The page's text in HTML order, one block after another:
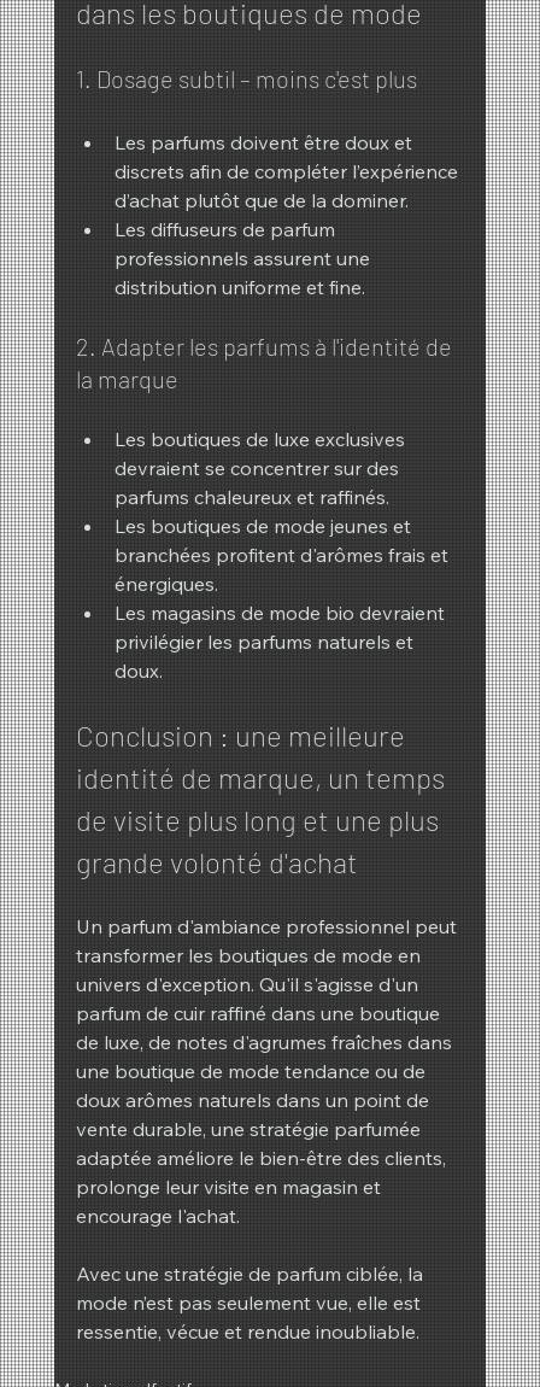
dans les boutiques de mode
1. Dosage subtil – moins c'est plus
Les parfums doivent être doux et
discrets afin de compléter l’expérience
d’achat plutôt que de la dominer.
Les diffuseurs de parfum
professionnels assurent une
distribution uniforme et fine.
2. Adapter les parfums à l'identité de
la marque
Les boutiques de luxe exclusives
devraient se concentrer sur des
parfums chaleureux et raffinés.
Les boutiques de mode jeunes et
branchées profitent d'arômes frais et
énergiques.
Les magasins de mode bio devraient
privilégier les parfums naturels et
doux.
Conclusion : une meilleure
identité de marque, un temps
de visite plus long et une plus
grande volonté d'achat
Un parfum d'ambiance professionnel peut
transformer les boutiques de mode en
univers d'exception. Qu'il s'agisse d'un
parfum de cuir raffiné dans une boutique
de luxe, de notes d'agrumes fraîches dans
une boutique de mode tendance ou de
doux arômes naturels dans un point de
vente durable, une stratégie parfumée
adaptée améliore le bien-être des clients,
prolonge leur visite en magasin et
encourage l'achat.
Avec une stratégie de parfum ciblée, la
mode n’est pas seulement vue, elle est
ressentie, vécue et rendue inoubliable.